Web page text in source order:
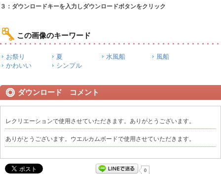
３：ダウンロードキーを入力しダウンロードボタンをクリック
この画像のキーワード
お祭り 夏 水風船
風船
かわいい
シンプル
ダウンロード コメント
レクリエーションで使用させていただきます。ありがとうございます。
ありがとうございます。ウエルカムボードで使用させていただきます。
0